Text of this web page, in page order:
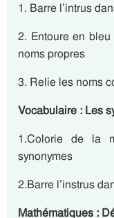
1. Barre l’intrus
2. Entoure en
noms propres
3. Relie les noms
Vocabulaire : Les
1.Colorie de la
synonymes
2.Barre l’instrus
Mathématiques :